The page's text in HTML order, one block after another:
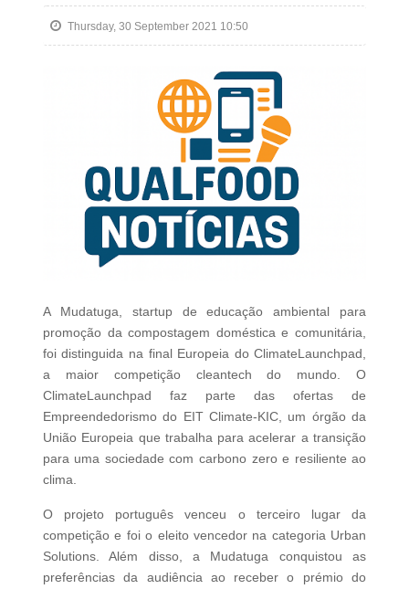
Thursday, 30 September 2021 10:50
A Mudatuga, startup de educação ambiental para
promoção da compostagem doméstica e comunitária,
foi distinguida na final Europeia do ClimateLaunchpad,
a maior competição cleantech do mundo. O
ClimateLaunchpad faz parte das ofertas de
Empreendedorismo do EIT Climate-KIC, um órgão da
União Europeia que trabalha para acelerar a transição
para uma sociedade com carbono zero e resiliente ao
clima.
O projeto português venceu o terceiro lugar da
competição e foi o eleito vencedor na categoria Urban
Solutions. Além disso, a Mudatuga conquistou as
preferências da audiência ao receber o prémio do